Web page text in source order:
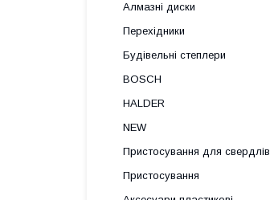
Алмазні диски
Перехідники
Будівельні степлери
BOSCH
HALDER
NEW
Пристосування для свердлів
Пристосування